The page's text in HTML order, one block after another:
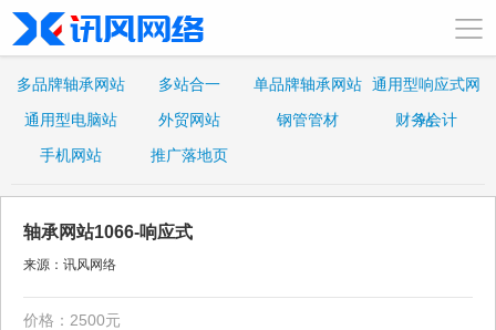
多品牌轴承网站 多站合一 单品牌轴承网站 通用型响应式网
站
通用型电脑站 外贸网站 钢管管材
财务会计
手机网站
推广落地页
轴承网站1066-响应式
来源：讯风网络
价格：2500元